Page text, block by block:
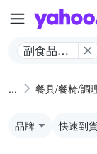
副食品調
餐具/餐椅/調
品牌 快速到